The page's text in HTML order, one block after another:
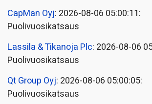
CapMan Oyj: 2026-08-06 05:00:11:
Puolivuosikatsaus
Lassila & Tikanoja Plc: 2026-08-06
Puolivuosikatsaus
Qt Group Oyj: 2026-08-06 05:00:05:
Puolivuosikatsaus